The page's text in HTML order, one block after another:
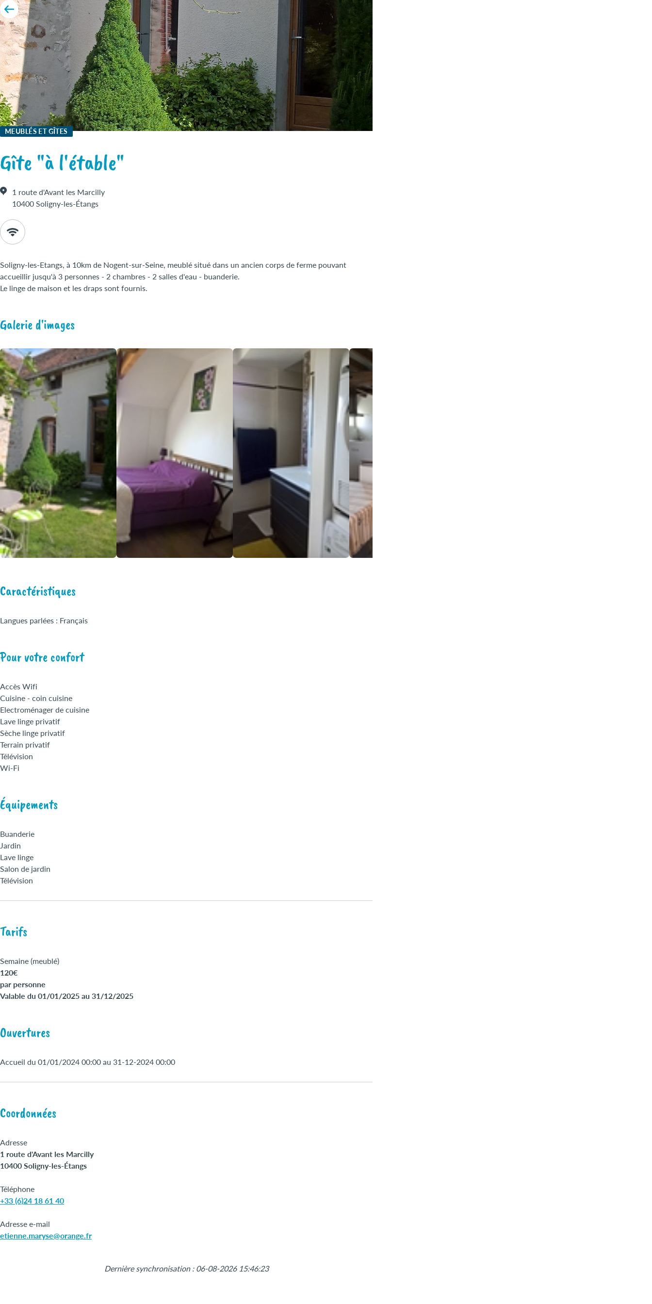
MEUBLÉS ET GÎTES
Gîte "à l'étable"
1 route d'Avant les Marcilly
10400 Soligny-les-Étangs
Soligny-les-Etangs, à 10km de Nogent-sur-Seine, meublé situé dans un ancien corps de ferme pouvant
accueillir jusqu'à 3 personnes - 2 chambres - 2 salles d'eau - buanderie.
Le linge de maison et les draps sont fournis.
Galerie d'images
Caractéristiques
Langues parlées : Français
Pour votre confort
Accès Wifi
Cuisine - coin cuisine
Electroménager de cuisine
Lave linge privatif
Sèche linge privatif
Terrain privatif
Télévision
Wi-Fi
Équipements
Buanderie
Jardin
Lave linge
Salon de jardin
Télévision
Tarifs
Semaine (meublé)
120€
par personne
Valable du 01/01/2025 au 31/12/2025
Ouvertures
Accueil du 01/01/2024 00:00 au 31-12-2024 00:00
Coordonnées
Adresse
1 route d'Avant les Marcilly
10400 Soligny-les-Étangs
Téléphone
+33 (6)24 18 61 40
Adresse e-mail
etienne.maryse@orange.fr
Dernière synchronisation : 06-08-2026 15:46:23